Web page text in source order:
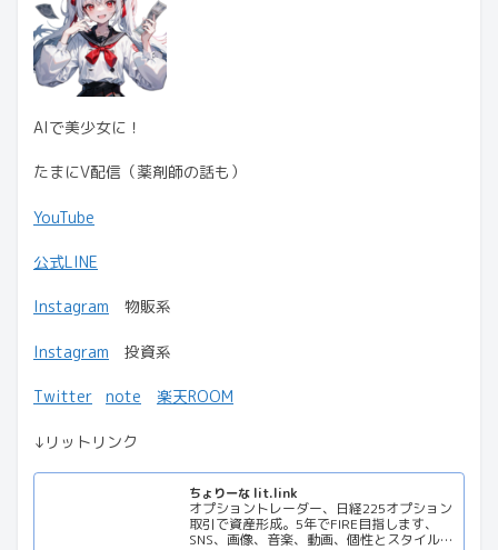
AIで美少女に！
たまにV配信（薬剤師の話も）
YouTube
公式LINE
Instagram 物販系
Instagram 投資系
Twitter note 楽天ROOM
↓リットリンク
ちょりーな lit.link
オプショントレーダー、日経225オプション
取引で資産形成。5年でFIRE目指します、
SNS、画像、音楽、動画、個性とスタイルを